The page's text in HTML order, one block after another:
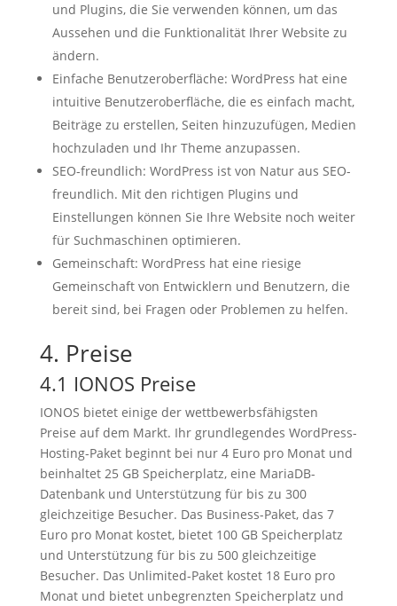
und Plugins, die Sie verwenden können, um das
Aussehen und die Funktionalität Ihrer Website zu
ändern.
Einfache Benutzeroberfläche: WordPress hat eine
intuitive Benutzeroberfläche, die es einfach macht,
Beiträge zu erstellen, Seiten hinzuzufügen, Medien
hochzuladen und Ihr Theme anzupassen.
SEO-freundlich: WordPress ist von Natur aus SEO-
freundlich. Mit den richtigen Plugins und
Einstellungen können Sie Ihre Website noch weiter
für Suchmaschinen optimieren.
Gemeinschaft: WordPress hat eine riesige
Gemeinschaft von Entwicklern und Benutzern, die
bereit sind, bei Fragen oder Problemen zu helfen.
4. Preise
4.1 IONOS Preise
IONOS bietet einige der wettbewerbsfähigsten
Preise auf dem Markt. Ihr grundlegendes WordPress-
Hosting-Paket beginnt bei nur 4 Euro pro Monat und
beinhaltet 25 GB Speicherplatz, eine MariaDB-
Datenbank und Unterstützung für bis zu 300
gleichzeitige Besucher. Das Business-Paket, das 7
Euro pro Monat kostet, bietet 100 GB Speicherplatz
und Unterstützung für bis zu 500 gleichzeitige
Besucher. Das Unlimited-Paket kostet 18 Euro pro
Monat und bietet unbegrenzten Speicherplatz und